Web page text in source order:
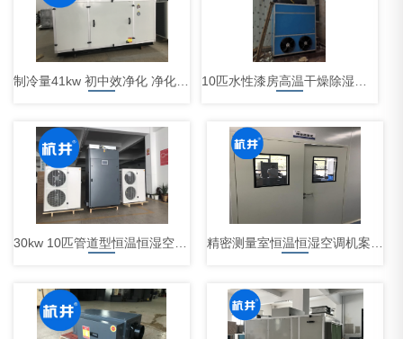
制冷量41kw 初中效净化 净化型恒温恒湿空调机案例 10匹水性漆房高温干燥除湿机-恒温恒湿空调机_实验室恒温恒湿机厂家-杭州井泉环保科技有限公司
30kw 10匹管道型恒温恒湿空调机案例 精密测量室恒温恒湿空调机案例-恒温恒湿空调机_实验室恒温恒湿机厂家-杭州井泉环保科技有限公司